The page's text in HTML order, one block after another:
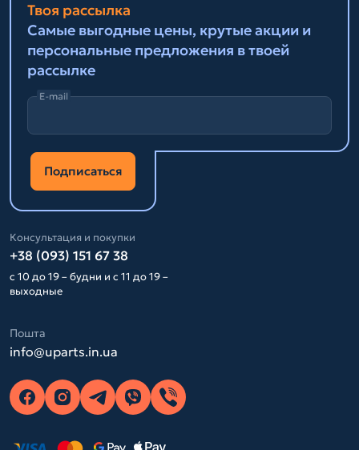
Твоя рассылка
Самые выгодные цены, крутые акции и
персональные предложения в твоей
рассылке
E-mail
Подписаться
Консультация и покупки
+38 (093) 151 67 38
с 10 до 19 – будни и с 11 до 19 –
выходные
Пошта
info@uparts.in.ua